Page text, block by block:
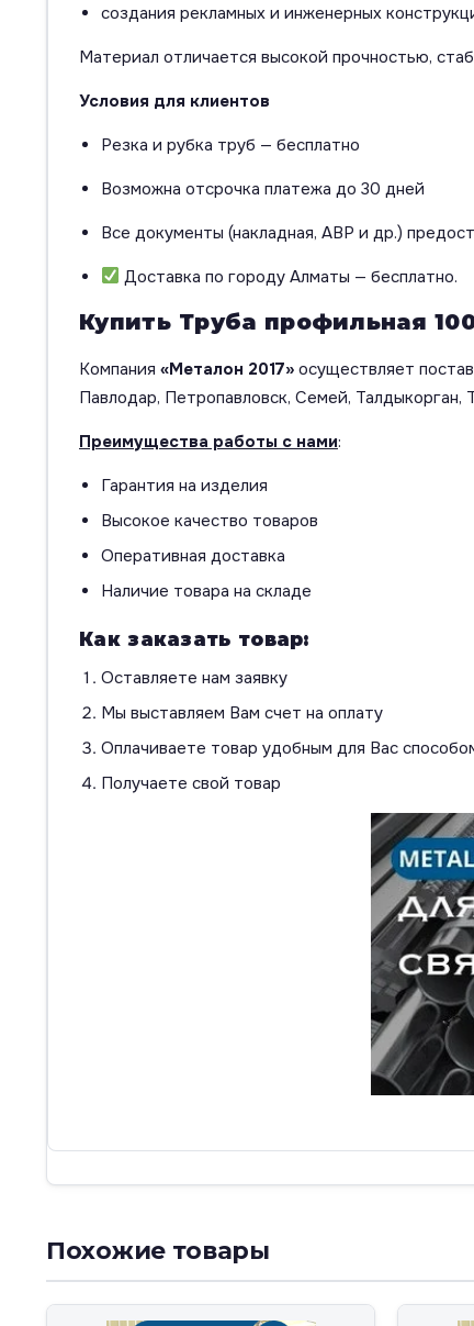
создания рекламных и инженерных
Материал отличается высокой прочностью,
Условия для клиентов
Резка и рубка труб — бесплатно
Возможна отсрочка платежа до 30 дней
Все документы (накладная, АВР и др.)
Доставка по городу Алматы — бесплатно.
Купить Труба профильная
Компания «Металон 2017» осуществляет
Павлодар, Петропавловск, Семей, Талдыкорган,
Преимущества работы с нами:
Гарантия на изделия
Высокое качество товаров
Оперативная доставка
Наличие товара на складе
Как заказать товар:
Оставляете нам заявку
Мы выставляем Вам счет на оплату
Оплачиваете товар удобным для Вас
Получаете свой товар
Похожие товары